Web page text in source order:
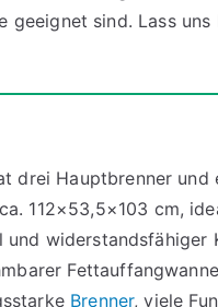
sind. Lass
drei Hauptbrenner und
112×53,5×103 cm,
widerstandsfähiger
Brenner, viele